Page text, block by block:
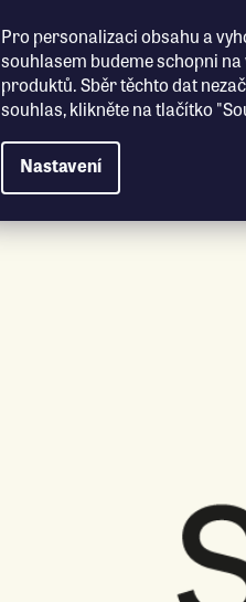
Pro personalizaci obsahu a
souhlasem budeme schopni
produktů. Sběr těchto dat
souhlas, klikněte na tlačítko
Nastavení